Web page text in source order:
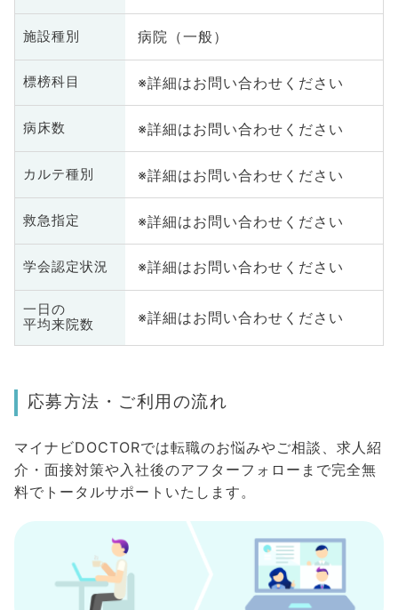
施設種別 病院（一般）
標榜科目 ※詳細はお問い合わせください
病床数 ※詳細はお問い合わせください
カルテ種別 ※詳細はお問い合わせください
救急指定 ※詳細はお問い合わせください
学会認定状況 ※詳細はお問い合わせください
一日の
平均来院数
※詳細はお問い合わせください
応募方法・ご利用の流れ
マイナビDOCTORでは転職のお悩みやご相談、求人紹
介・面接対策や入社後のアフターフォローまで完全無
料でトータルサポートいたします。